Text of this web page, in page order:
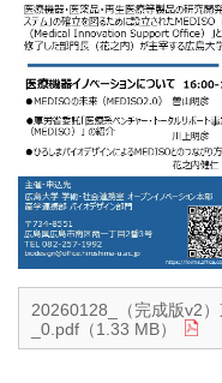
20260128_（完成版v2
_0.pdf（1.33 MB）